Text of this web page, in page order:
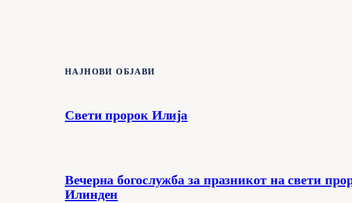
НАЈНОВИ ОБЈАВИ
Свети пророк Илија
Вечерна богослужба за празникот на свети
Илинден